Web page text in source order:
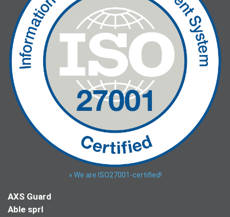
» We are ISO27001-certified!
AXS Guard
Able sprl